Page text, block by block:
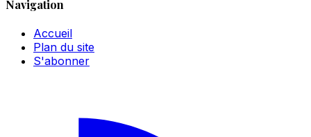
Navigation
Accueil
Plan du site
S'abonner